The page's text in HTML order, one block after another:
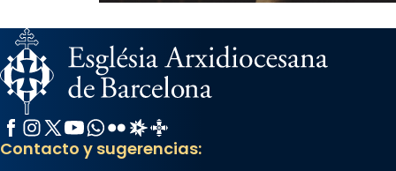
Facebook
Instagram
X / Twitter
YouTube
WhatsApp
FlickrRadio Estel
Catalunya Cristiana
Contacto y sugerencias: